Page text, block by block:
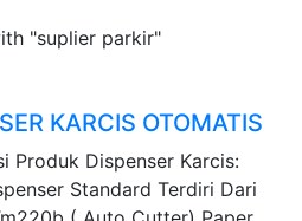
"suplier parkir"
KARCIS OTOMATIS
Produk Dispenser Karcis:
Standard Terdiri Dari